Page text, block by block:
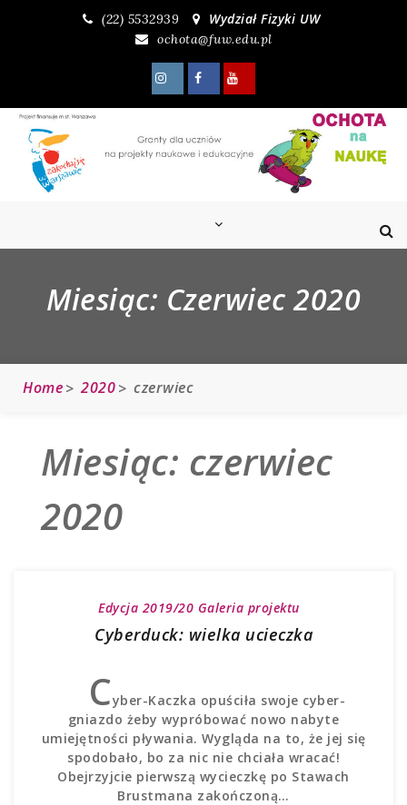
(22) 5532939 Wydział Fizyki UW
ochota@fuw.edu.pl
Miesiąc: Czerwiec 2020
Home 2020 czerwiec
Miesiąc: czerwiec
2020
Edycja 2019/20 Galeria projektu
Cyberduck: wielka ucieczka
Cyber-Kaczka opuściła swoje cyber-
gniazdo żeby wypróbować nowo nabyte
umiejętności pływania. Wygląda na to, że jej się
spodobało, bo za nic nie chciała wracać!
Obejrzyjcie pierwszą wycieczkę po Stawach
Brustmana zakończoną…